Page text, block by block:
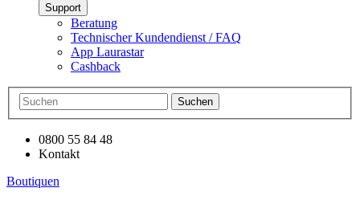
Support
Beratung
Technischer Kundendienst / FAQ
App Laurastar
Cashback
Suchen
0800 55 84 48
Kontakt
Boutiquen